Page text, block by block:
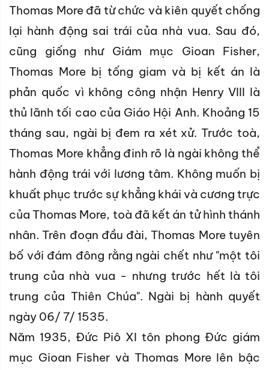
Thomas More đã từ chức và kiên quyết chống
lại hành động sai trái của nhà vua. Sau đó,
cũng giống như Giám mục Gioan Fisher,
Thomas More bị tống giam và bị kết án là
phản quốc vì không công nhận Henry VIII là
thủ lãnh tối cao của Giáo Hội Anh. Khoảng 15
tháng sau, ngài bị đem ra xét xử. Trước toà,
Thomas More khẳng đinh rõ là ngài không thể
hành động trái với lương tâm. Không muốn bị
khuất phục trước sự khẳng khái và cương trực
của Thomas More, toà đã kết án tử hình thánh
nhân. Trên đoạn đầu đài, Thomas More tuyên
bố với đám đông rằng ngài chết như "một tôi
trung của nhà vua - nhưng trước hết là tôi
trung của Thiên Chúa". Ngài bị hành quyết
ngày 06/ 7/ 1535.
Năm 1935, Đức Piô XI tôn phong Đức giám
mục Gioan Fisher và Thomas More lên bậc